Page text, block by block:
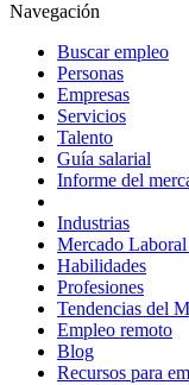
Navegación
Buscar empleo
Personas
Empresas
Servicios
Talento
Guía salarial
Informe del
Industrias
Mercado
Habilidades
Profesiones
Tendencias del
Empleo remoto
Blog
Recursos para